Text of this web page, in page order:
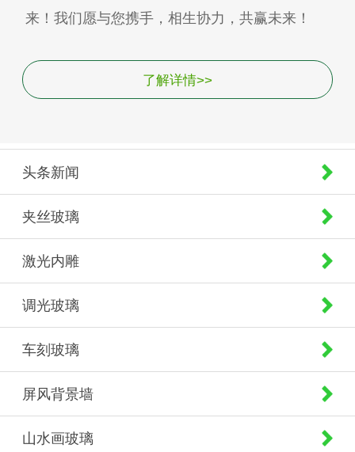
来！我们愿与您携手，相生协力，共赢未来！
了解详情>>
头条新闻
夹丝玻璃
激光内雕
调光玻璃
车刻玻璃
屏风背景墙
山水画玻璃